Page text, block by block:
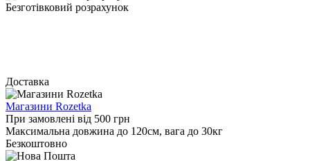
Безготівковий розрахунок
Доставка
Магазини Rozetka
При замовлені від 500 грн
Максимальна довжина до 120см, вага до 30кг
Безкоштовно